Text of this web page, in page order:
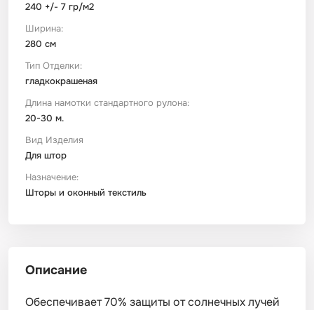
240 +/- 7 гр/м2
Ширина:
280 см
Тип Отделки:
гладкокрашеная
Длина намотки стандартного рулона:
20-30 м.
Вид Изделия
Для штор
Назначение:
Шторы и оконный текстиль
Описание
Обеспечивает 70% защиты от солнечных лучей